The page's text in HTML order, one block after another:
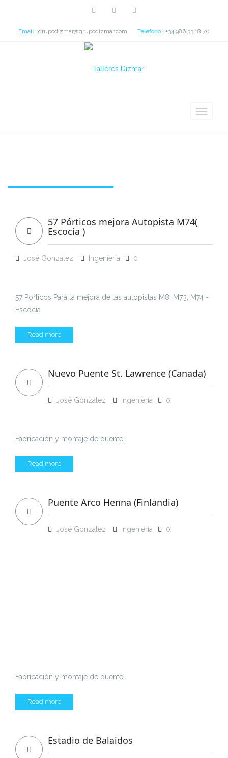
Email : grupodizmar@grupodizmar.com Teléfono : +34 986 33 18 70
57 Pórticos mejora Autopista M74(
Escocia )
José Gonzalez Ingeniería 0
57 Porticos Para la mejora de las autopistas M8, M73, M74 -
Escocia
Read more
Nuevo Puente St. Lawrence (Canada)
José Gonzalez Ingeniería 0
Fabricación y montaje de puente.
Read more
Puente Arco Henna (Finlandia)
José Gonzalez Ingeniería 0
Fabricación y montaje de puente.
Read more
Estadio de Balaidos